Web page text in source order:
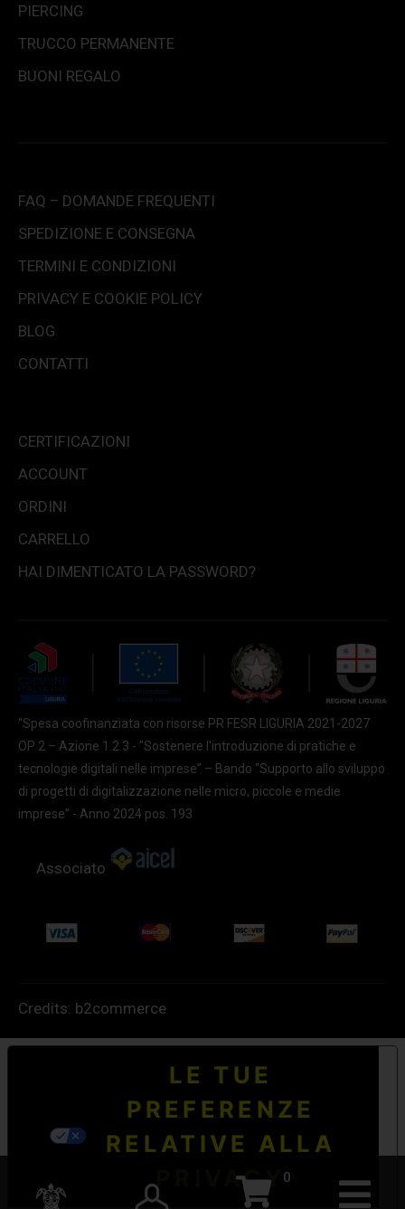
0
PIERCING
TRUCCO PERMANENTE
BUONI REGALO
FAQ – DOMANDE FREQUENTI
SPEDIZIONE E CONSEGNA
TERMINI E CONDIZIONI
PRIVACY E COOKIE POLICY
BLOG
CONTATTI
CERTIFICAZIONI
ACCOUNT
ORDINI
CARRELLO
HAI DIMENTICATO LA PASSWORD?
“Spesa coofinanziata con risorse PR FESR LIGURIA 2021-2027
OP 2 – Azione 1.2.3 - "Sostenere l'introduzione di pratiche e
tecnologie digitali nelle imprese” – Bando “Supporto allo sviluppo
di progetti di digitalizzazione nelle micro, piccole e medie
imprese” - Anno 2024 pos. 193
Associato
Credits: b2commerce
LE TUE
PREFERENZE
RELATIVE ALLA
PRIVACY